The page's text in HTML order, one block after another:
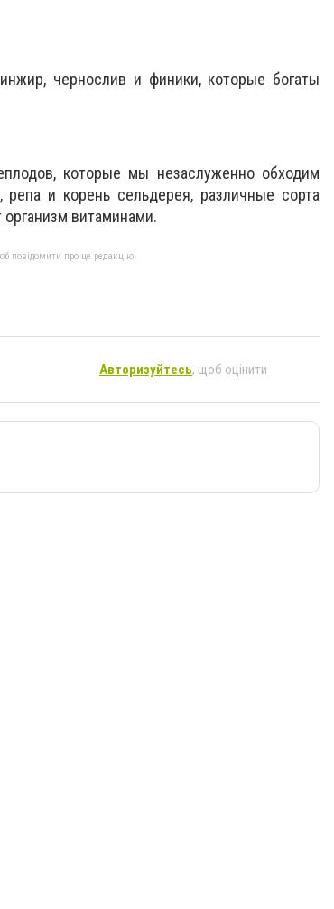
чернослив и финики, которые богаты
которые мы незаслуженно обходим
и корень сельдерея, различные сорта
витаминами.
повідомити про це редакцію
Авторизуйтесь, щоб оцінити